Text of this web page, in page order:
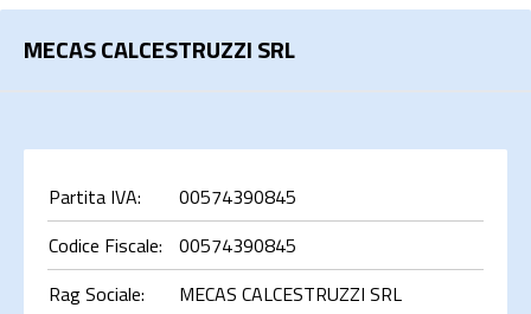
Cerca
MECAS CALCESTRUZZI SRL
Partita IVA:
00574390845
Codice Fiscale:
00574390845
Rag Sociale:
MECAS CALCESTRUZZI SRL